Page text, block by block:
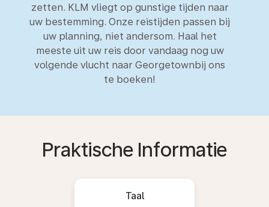
zetten. KLM vliegt op gunstige tijden naar
uw bestemming. Onze reistijden passen bij
uw planning, niet andersom. Haal het
meeste uit uw reis door vandaag nog uw
volgende vlucht naar Georgetownbij ons
te boeken!
Praktische Informatie
Taal